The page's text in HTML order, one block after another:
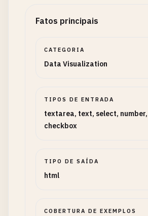
Fatos principais
CATEGORIA
Data Visualization
TIPOS DE ENTRADA
textarea, text, select,
checkbox
TIPO DE SAÍDA
html
COBERTURA DE EXEMPLOS